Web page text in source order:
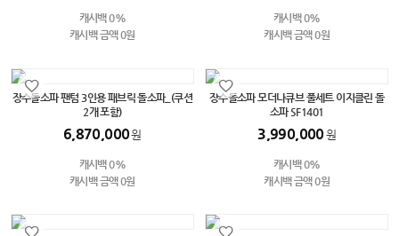
캐시백 0%
캐시백 금액 0원
캐시백 0%
캐시백 금액 0원
장수돌소파 팬텀 3인용 패브릭 돌소파_(쿠션
2개 포함)
6,870,000원
캐시백 0%
캐시백 금액 0원
장수돌소파 모더나큐브 풀세트 이지클린 돌
소파 SF1401
3,990,000원
캐시백 0%
캐시백 금액 0원